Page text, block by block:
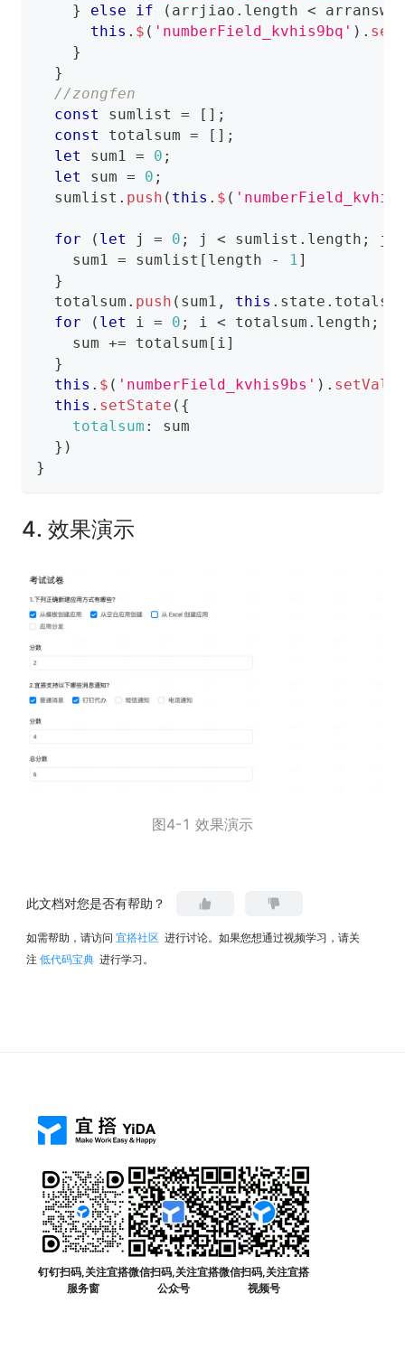
}
else if ( arrjiao . length <
this . $ ( 'numberField_kvhis9bq' ) .
}
}
//zongfen
const
sumlist = [ ] ;
const
totalsum = [ ] ;
let
sum1 = 0 ;
let
sum = 0 ;
  sumlist
. push ( this . $ (
for ( let j = 0 ; j < sumlist . length ; j
    sum1
= sumlist [ length - 1]
}
  totalsum
. push ( sum1 , this . state .
for
( let i = 0 ; i < totalsum . length ;
    sum
+= totalsum [ i]
}
this . $ ( 'numberField_kvhis9bs' ) .
this . setState ( {
totalsum :
sum
} )
}
4. 效果演示
图4-1 效果演示
此文档对您是否有帮助？
如需帮助，请访问 宜搭社区 进行讨论。如果您想通过视频学习，请关
注 低代码宝典 进行学习。
钉钉扫码,关注宜搭
服务窗
微信扫码,关注宜搭
公众号
微信扫码,关注宜搭
视频号